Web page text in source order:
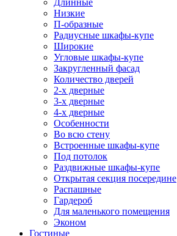
Длинные
Низкие
П-образные
Радиусные шкафы-купе
Широкие
Угловые шкафы-купе
Закругленный фасад
Количество дверей
2-х дверные
3-х дверные
4-х дверные
Особенности
Во всю стену
Встроенные шкафы-купе
Под потолок
Раздвижные шкафы-купе
Открытая секция посередине
Распашные
Гардероб
Для маленького помещения
Эконом
Гостиные